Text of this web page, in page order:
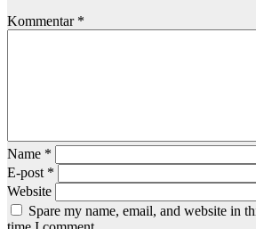
Kommentar *
Name *
E-post *
Website
Spare my name, email, and website in